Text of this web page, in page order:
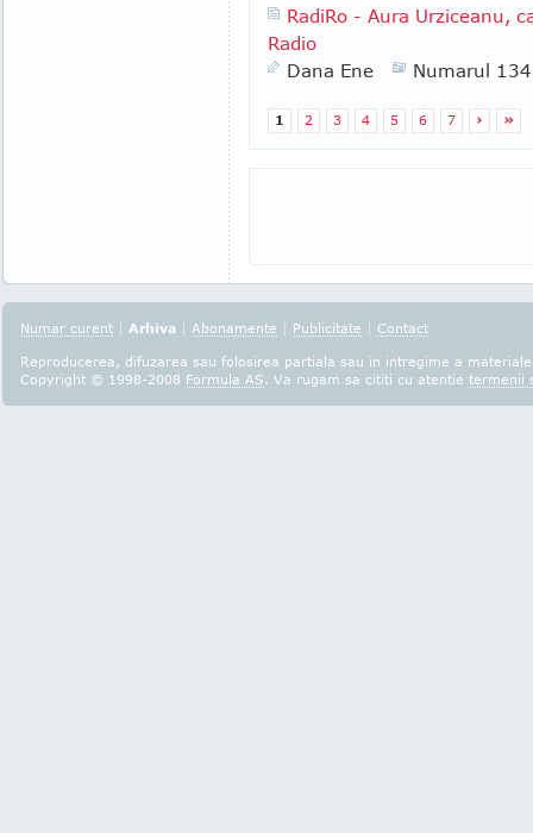
RadiRo - Aura Urziceanu,
Radio
Dana Ene
Numarul
1 2 3 4 5 6 7 › »
Numar curent | Arhiva | Abonamente | Publicitate | Contact
Reproducerea, difuzarea sau folosirea partiala sau in intregime a
Copyright © 1998-2008 Formula AS. Va rugam sa cititi cu atentie termenii